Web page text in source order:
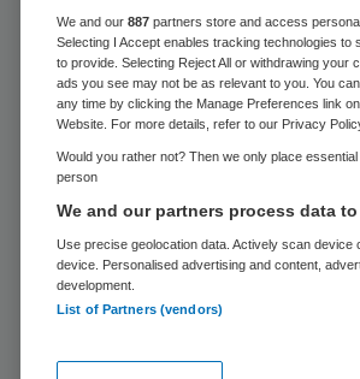
sterk
Skipr Redactie 24 juli
Eén op de vijf mensen in
reden is depressiepreventie
Nederland een groot
We and our 887 partners store and access
Selecting I Accept enables tracking technologies
to provide. Selecting Reject All or withdrawing your
ads you see may not be as relevant to you. You
any time by clicking the Manage Preferences link
Website. For more details, refer to our Privacy
Would you rather not? Then we only place
person
We and our partners process data
Use precise geolocation data. Actively scan
device. Personalised advertising and content,
development.
List of Partners (vendors)